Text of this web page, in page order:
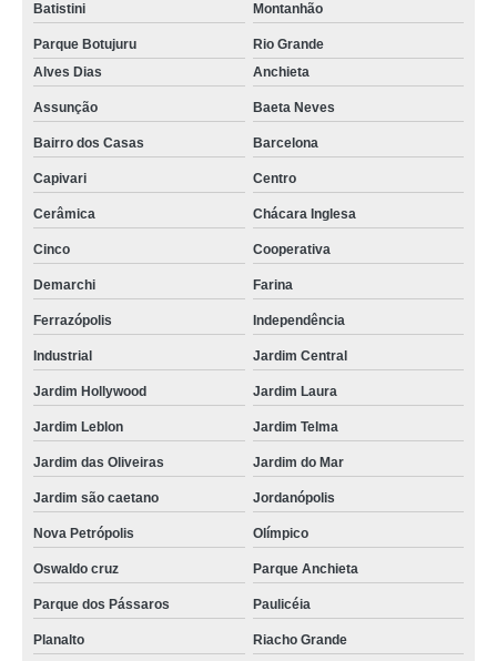
Batistini Montanhão
Parque Botujuru
Rio Grande
Alves Dias
Anchieta
Assunção Baeta Neves
Bairro dos Casas Barcelona
Capivari Centro
Cerâmica Chácara Inglesa
Cinco Cooperativa
Demarchi Farina
Ferrazópolis Independência
Industrial Jardim Central
Jardim Hollywood Jardim Laura
Jardim Leblon Jardim Telma
Jardim das Oliveiras Jardim do Mar
Jardim são caetano Jordanópolis
Nova Petrópolis Olímpico
Oswaldo cruz Parque Anchieta
Parque dos Pássaros Paulicéia
Planalto Riacho Grande